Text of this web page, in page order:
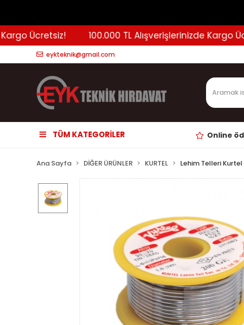
Ücretsiz! 100.000 TL Alışverişlerinizde Kargo
eykteknik@gmail.com
TÜM KATEGORİLER Online
Ana Sayfa DİĞER ÜRÜNLER KURTEL Lehim Telleri Kurtel